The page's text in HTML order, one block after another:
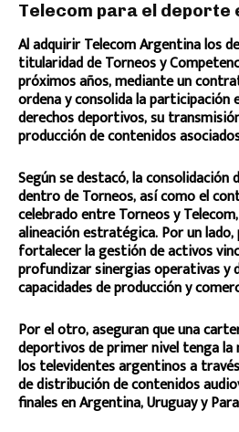
Telecom para el deporte
Al adquirir Telecom Argentina los
titularidad de Torneos y
próximos años, mediante un
ordena y consolida la participación
derechos deportivos, su
producción de contenidos
Según se destacó, la consolidación
dentro de Torneos, así como el
celebrado entre Torneos y
alineación estratégica. Por un
fortalecer la gestión de activos
profundizar sinergias operativas y
capacidades de producción y
Por el otro, aseguran que una
deportivos de primer nivel tenga la
los televidentes argentinos a
de distribución de contenidos
finales en Argentina, Uruguay y